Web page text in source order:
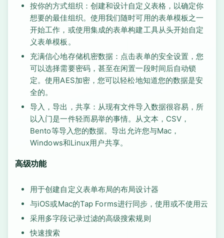
按你的方式组织：创建和设计自定义表格，以确定你
想要的最佳组织。使用我们随时可用的表单模板之一
开始工作，或使用集成的表单构建工具从头开始自定
义表单模板。
充满信心地存储机密数据：点击表单的安全设置，您
可以选择需要密码，甚至在闲置一段时间后自动锁
定。使用AES加密，您可以轻松地知道您的数据是安
全的。
导入，导出，共享：从现有文件导入数据很容易，所
以入门是一件轻而易举的事情。从文本，CSV，
Bento等导入您的数据。导出允许您与Mac，
Windows和Linux用户共享。
高级功能
用于创建自定义表单布局的布局设计器
与iOS或Mac的Tap Forms进行同步，使用或不使用云
采用多字段记录过滤的高级搜索规则
快速搜索